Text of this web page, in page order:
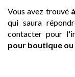
Vous avez trouvé
qui saura
contacter pour
pour boutique ou